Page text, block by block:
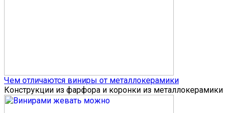
Чем отличаются виниры от металлокерамики
Конструкции из фарфора и коронки из металлокерамики